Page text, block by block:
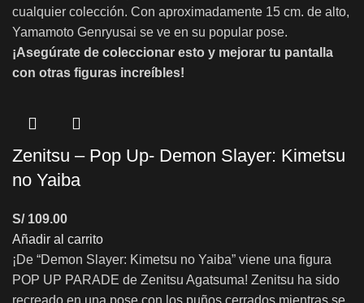
cualquier colección. Con aproximadamente 15 cm. de alto,
Yamamoto Genryusai se ve en su popular pose.
¡Asegúrate de coleccionar esto y mejorar tu pantalla
con otras figuras increíbles!
Zenitsu – Pop Up- Demon Slayer: Kimetsu
no Yaiba
S/109.00
Añadir al carrito
¡De “Demon Slayer: Kimetsu no Yaiba” viene una figura
POP UP PARADE de Zenitsu Agatsuma! Zenitsu ha sido